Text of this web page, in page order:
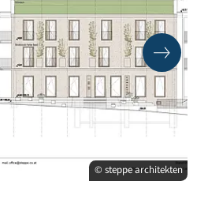
© steppe architekten